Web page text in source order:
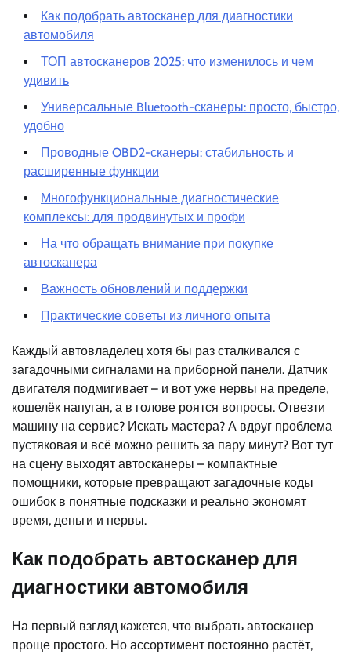
Как подобрать автосканер для диагностики
автомобиля
ТОП автосканеров 2025: что изменилось и чем
удивить
Универсальные Bluetooth-сканеры: просто, быстро,
удобно
Проводные OBD2-сканеры: стабильность и
расширенные функции
Многофункциональные диагностические
комплексы: для продвинутых и профи
На что обращать внимание при покупке
автосканера
Важность обновлений и поддержки
Практические советы из личного опыта
Каждый автовладелец хотя бы раз сталкивался с
загадочными сигналами на приборной панели. Датчик
двигателя подмигивает – и вот уже нервы на пределе,
кошелёк напуган, а в голове роятся вопросы. Отвезти
машину на сервис? Искать мастера? А вдруг проблема
пустяковая и всё можно решить за пару минут? Вот тут
на сцену выходят автосканеры – компактные
помощники, которые превращают загадочные коды
ошибок в понятные подсказки и реально экономят
время, деньги и нервы.
Как подобрать автосканер для
диагностики автомобиля
На первый взгляд кажется, что выбрать автосканер
проще простого. Но ассортимент постоянно растёт,